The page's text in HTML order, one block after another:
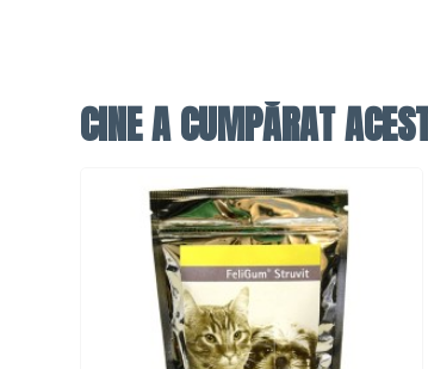
CINE A CUMPĂRAT